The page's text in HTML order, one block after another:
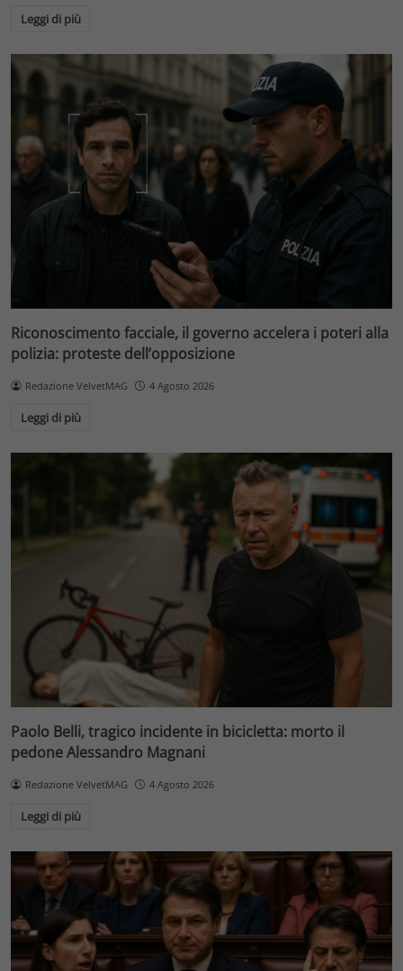
Leggi di più
Riconoscimento facciale, il governo accelera i poteri alla
polizia: proteste dell’opposizione
Redazione VelvetMAG 4 Agosto 2026
Leggi di più
Paolo Belli, tragico incidente in bicicletta: morto il
pedone Alessandro Magnani
Redazione VelvetMAG 4 Agosto 2026
Leggi di più